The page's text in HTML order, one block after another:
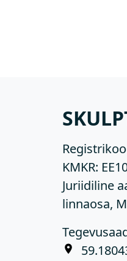
KMKR:
Juriidiline
linnaosa,